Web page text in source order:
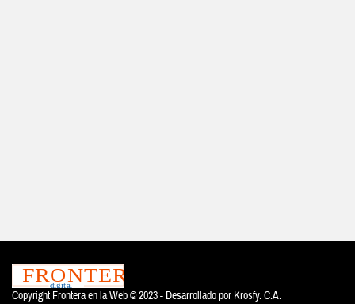
Copyright Frontera en la Web © 2023 - Desarrollado por Krosfy. C.A.